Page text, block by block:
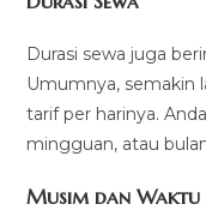
Durasi sewa juga
Umumnya, semakin
tarif per harinya.
mingguan, atau
Musim dan Waktu